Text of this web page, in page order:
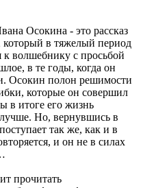
Осокина - это рассказ
который в тяжелый период
к волшебнику с просьбой
в те годы, когда он
Осокин полон решимости
которые он совершил
в итоге его жизнь
Но, вернувшись в
так же, как и в
и он не в силах
прочитать